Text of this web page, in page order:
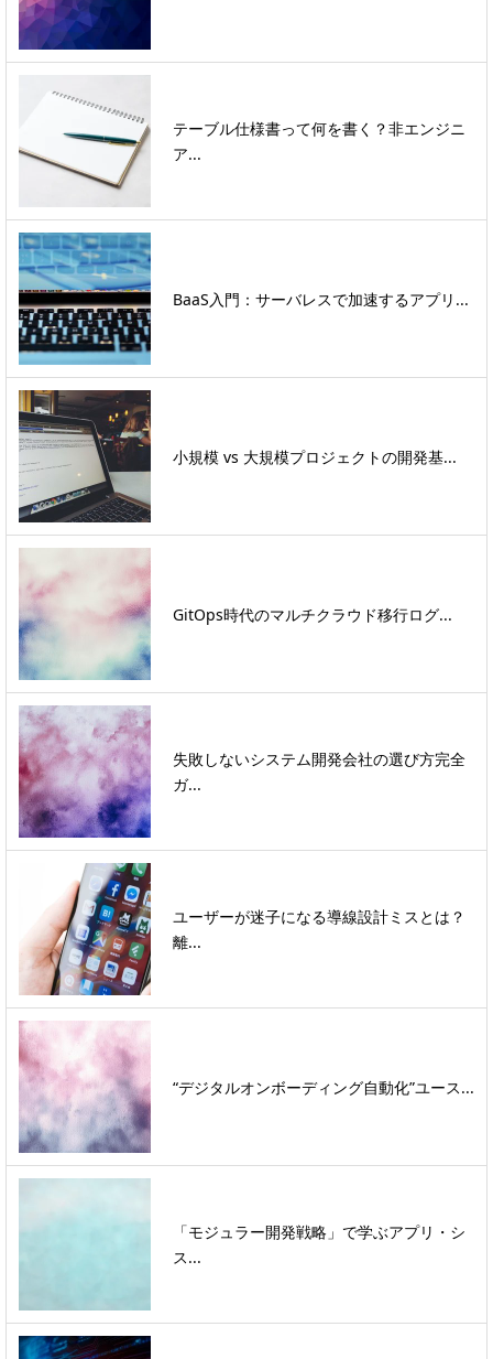
テーブル仕様書って何を書く？非エンジニ
ア...
BaaS入門：サーバレスで加速するアプリ...
小規模 vs 大規模プロジェクトの開発基...
GitOps時代のマルチクラウド移行ログ...
失敗しないシステム開発会社の選び方完全
ガ...
ユーザーが迷子になる導線設計ミスとは？
離...
“デジタルオンボーディング自動化”ユース...
「モジュラー開発戦略」で学ぶアプリ・シ
ス...